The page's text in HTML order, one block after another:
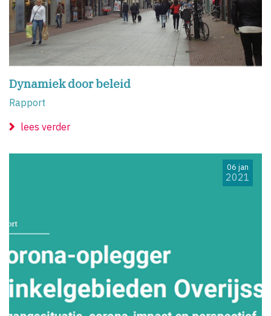
Dynamiek door beleid
Rapport
lees verder
06 jan
2021